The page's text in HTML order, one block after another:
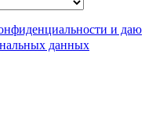
*
и даю
данных